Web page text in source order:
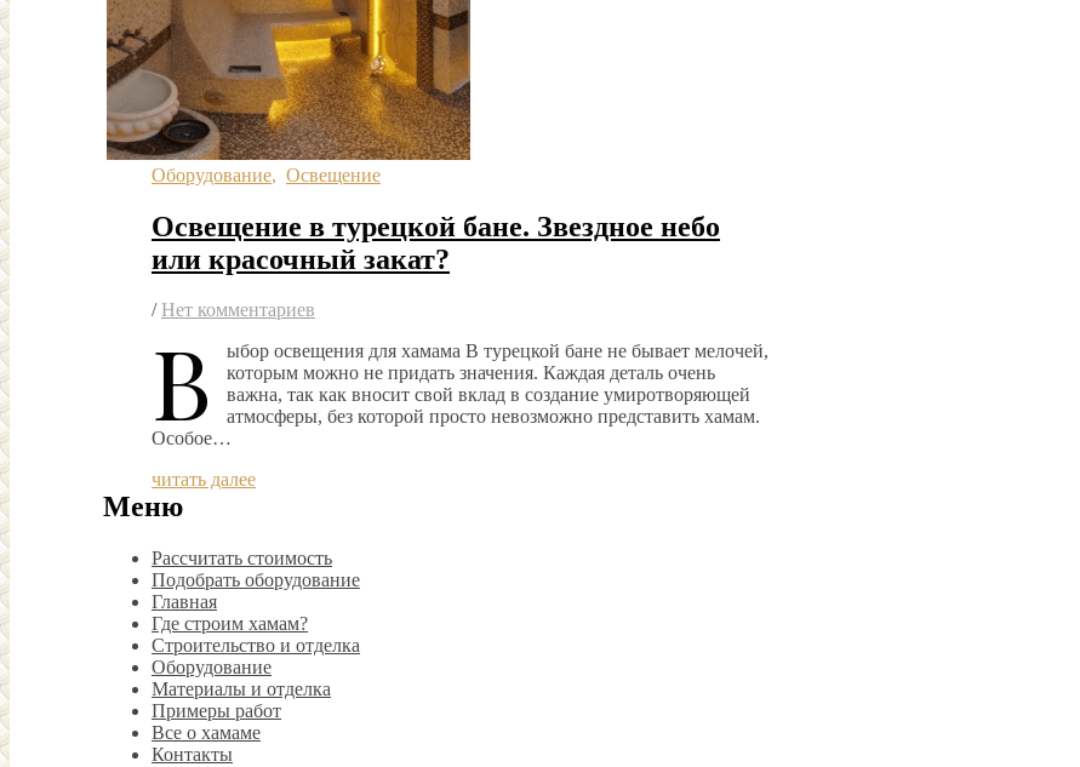
Оборудование, Освещение
Освещение в турецкой бане. Звездное небо
или красочный закат?
/ Нет комментариев
В
ыбор освещения для хамама В турецкой бане не бывает мелочей,
которым можно не придать значения. Каждая деталь очень
важна, так как вносит свой вклад в создание умиротворяющей
атмосферы, без которой просто невозможно представить хамам.
Особое…
читать далее
Меню
Рассчитать стоимость
Подобрать оборудование
Главная
Где строим хамам?
Строительство и отделка
Оборудование
Материалы и отделка
Примеры работ
Все о хамаме
Контакты